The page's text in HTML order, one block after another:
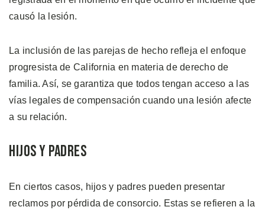
causó la lesión.
La inclusión de las parejas de hecho refleja el enfoque
progresista de California en materia de derecho de
familia. Así, se garantiza que todos tengan acceso a las
vías legales de compensación cuando una lesión afecte
a su relación.
Hijos y Padres
En ciertos casos, hijos y padres pueden presentar
reclamos por pérdida de consorcio. Estas se refieren a la